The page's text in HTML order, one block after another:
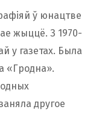
ў юнацтве
жыццё. З 1970-
у газетах. Была
«Гродна».
другое